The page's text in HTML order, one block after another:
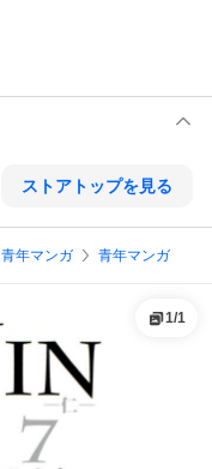
ストアトップを見る
青年マンガ 青年マンガ
1/1